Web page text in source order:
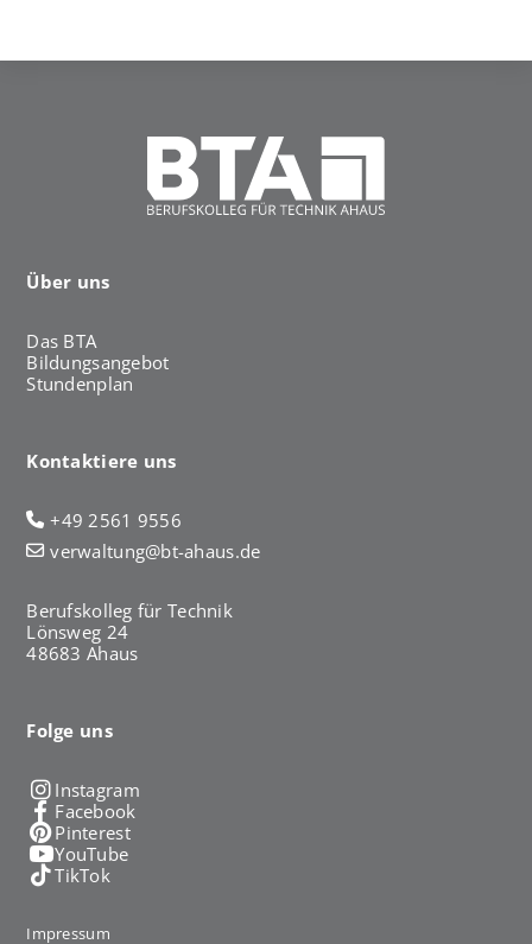
Über uns
Das BTA
Bildungsangebot
Stundenplan
Kontaktiere uns
+49 2561 9556
verwaltung@bt-ahaus.de
Berufskolleg für Technik
Lönsweg 24
48683 Ahaus
Folge uns
Instagram
Facebook
Pinterest
YouTube
TikTok
Impressum